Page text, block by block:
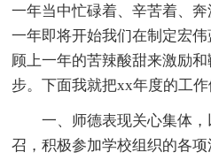
一年当中忙碌着、辛苦着、
一年即将开始我们在制定宏
顾上一年的苦辣酸甜来激励
步。下面我就把xx年度的工作
一、师德表现关心集体
召，积极参加学校组织的各